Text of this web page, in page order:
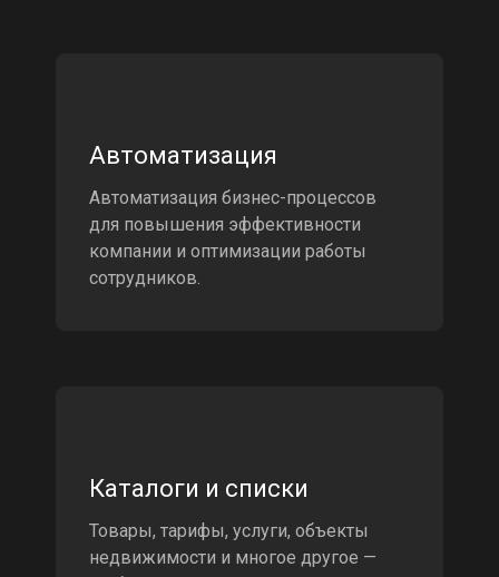
Автоматизация
Автоматизация бизнес-процессов
для повышения эффективности
компании и оптимизации работы
сотрудников.
Каталоги и списки
Товары, тарифы, услуги, объекты
недвижимости и многое другое —